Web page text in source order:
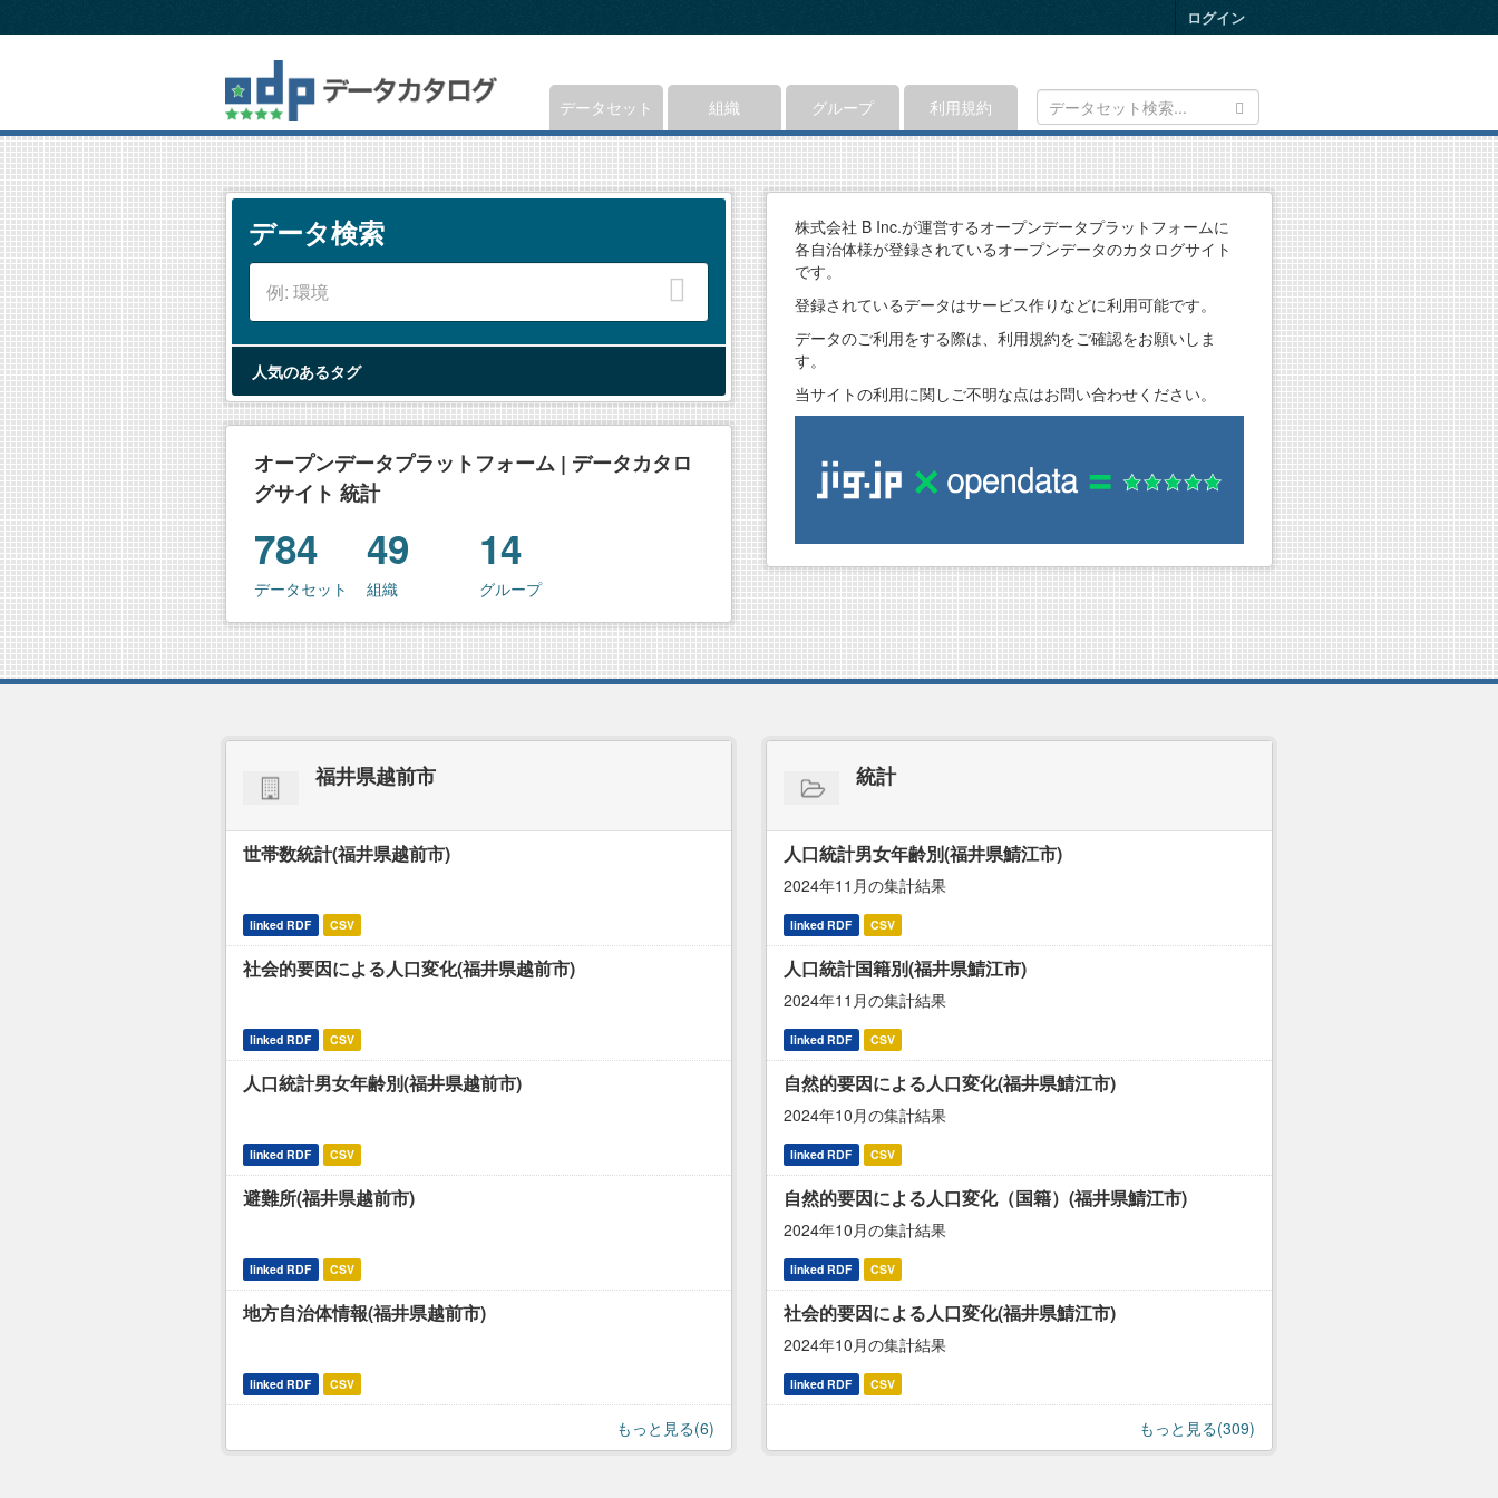
キ
内
容
へ
ログイン
データセット 組織 グループ 利用規約
データ検索
人気のあるタグ
オープンデータプラットフォーム | データカタロ
グサイト 統計
784
データセット
49
組織
14
グループ
株式会社 B Inc.が運営するオープンデータプラットフォームに
各自治体様が登録されているオープンデータのカタログサイト
です。
登録されているデータはサービス作りなどに利用可能です。
データのご利用をする際は、利用規約をご確認をお願いしま
す。
当サイトの利用に関しご不明な点はお問い合わせください。
福井県越前市
世帯数統計(福井県越前市)
linked RDF CSV
社会的要因による人口変化(福井県越前市)
linked RDF CSV
人口統計男女年齢別(福井県越前市)
linked RDF CSV
避難所(福井県越前市)
linked RDF CSV
地方自治体情報(福井県越前市)
linked RDF CSV
もっと見る(6)
統計
人口統計男女年齢別(福井県鯖江市)
2024年11月の集計結果
linked RDF CSV
人口統計国籍別(福井県鯖江市)
2024年11月の集計結果
linked RDF CSV
自然的要因による人口変化(福井県鯖江市)
2024年10月の集計結果
linked RDF CSV
自然的要因による人口変化（国籍）(福井県鯖江市)
2024年10月の集計結果
linked RDF CSV
社会的要因による人口変化(福井県鯖江市)
2024年10月の集計結果
linked RDF CSV
もっと見る(309)